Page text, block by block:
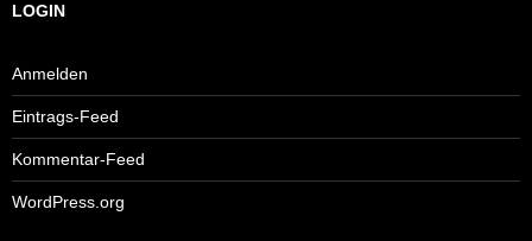
LOGIN
Anmelden
Eintrags-Feed
Kommentar-Feed
WordPress.org